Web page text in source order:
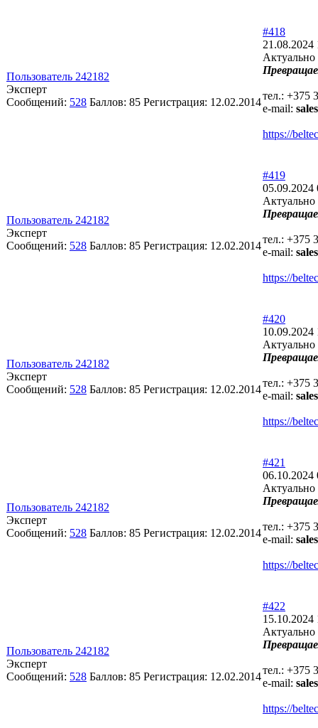
Пользователь 242182
Эксперт
Сообщений: 528 Баллов: 85 Регистрация: 12.02.2014
#418
21.08.2024
Актуально
тел.: +375
e-mail:
https://
Пользователь 242182
Эксперт
Сообщений: 528 Баллов: 85 Регистрация: 12.02.2014
#419
05.09.2024
Актуально
тел.: +375
e-mail:
https://
Пользователь 242182
Эксперт
Сообщений: 528 Баллов: 85 Регистрация: 12.02.2014
#420
10.09.2024
Актуально
тел.: +375
e-mail:
https://
Пользователь 242182
Эксперт
Сообщений: 528 Баллов: 85 Регистрация: 12.02.2014
#421
06.10.2024
Актуально
тел.: +375
e-mail:
https://
Пользователь 242182
Эксперт
Сообщений: 528 Баллов: 85 Регистрация: 12.02.2014
#422
15.10.2024
Актуально
тел.: +375
e-mail:
https://